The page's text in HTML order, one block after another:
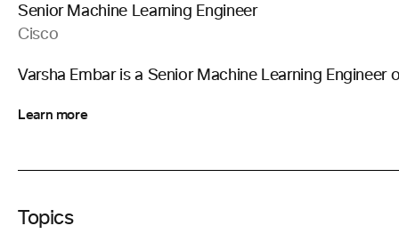
Senior Machine Learning Engineer
Cisco
Varsha Embar is a Senior Machine Learning
Learn more
Topics